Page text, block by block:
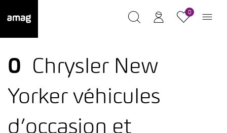
0
0
Chrysler New
Yorker véhicules
d’occasion et